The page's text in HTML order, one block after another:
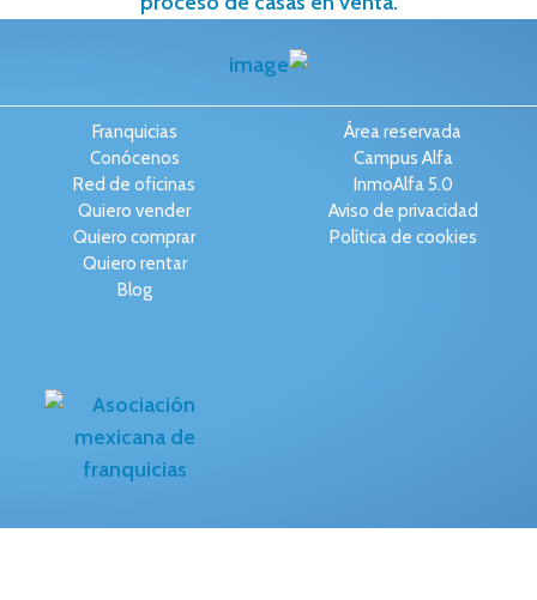
Franquicias
Conócenos
Red de oficinas
Quiero vender
Quiero comprar
Quiero rentar
Blog
Área reservada
Campus Alfa
InmoAlfa 5.0
Aviso de privacidad
Política de cookies